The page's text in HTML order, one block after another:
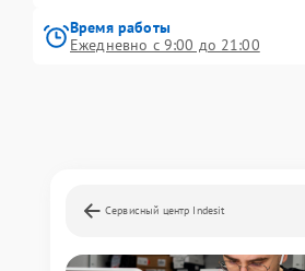
Время работы
Ежедневно с 9:00 до 21:00
Сервисный центр Indesit